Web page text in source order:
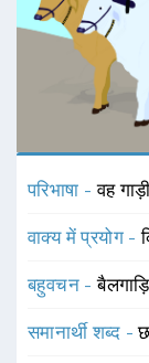
परिभाषा -वह
वाक्य में प्रयोग -
बहुवचन -
समानार्थी शब्द -